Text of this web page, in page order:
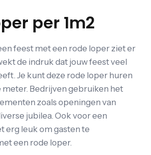
per 1m2
feest met een rode loper ziet er
de indruk dat jouw feest veel
Je kunt deze rode loper huren
Bedrijven gebruiken het
zoals openingen van
jubilea. Ook voor een
erg leuk om gasten te
een rode loper.